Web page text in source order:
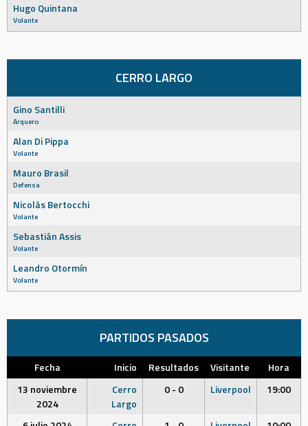
Hugo Quintana
Volante
CERRO LARGO
Gino Santilli
Arquero
Alan Di Pippa
Volante
Mauro Brasil
Defensa
Nicolás Bertocchi
Volante
Sebastián Assis
Volante
Leandro Otormín
Volante
PARTIDOS PASADOS
Fecha Inicio Resultados Visitante
Hora
13 noviembre
2024
Cerro
Largo
0 - 0 Liverpool 19:00